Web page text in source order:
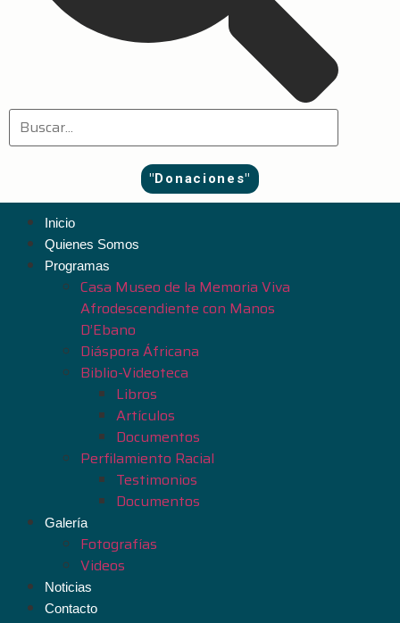
"Donaciones"
Inicio
Quienes Somos
Programas
Casa Museo de la Memoria Viva
Afrodescendiente con Manos
D’Ebano
Diáspora Áfricana
Biblio-Videoteca
Libros
Artículos
Documentos
Perfilamiento Racial
Testimonios
Documentos
Galería
Fotografías
Videos
Noticias
Contacto